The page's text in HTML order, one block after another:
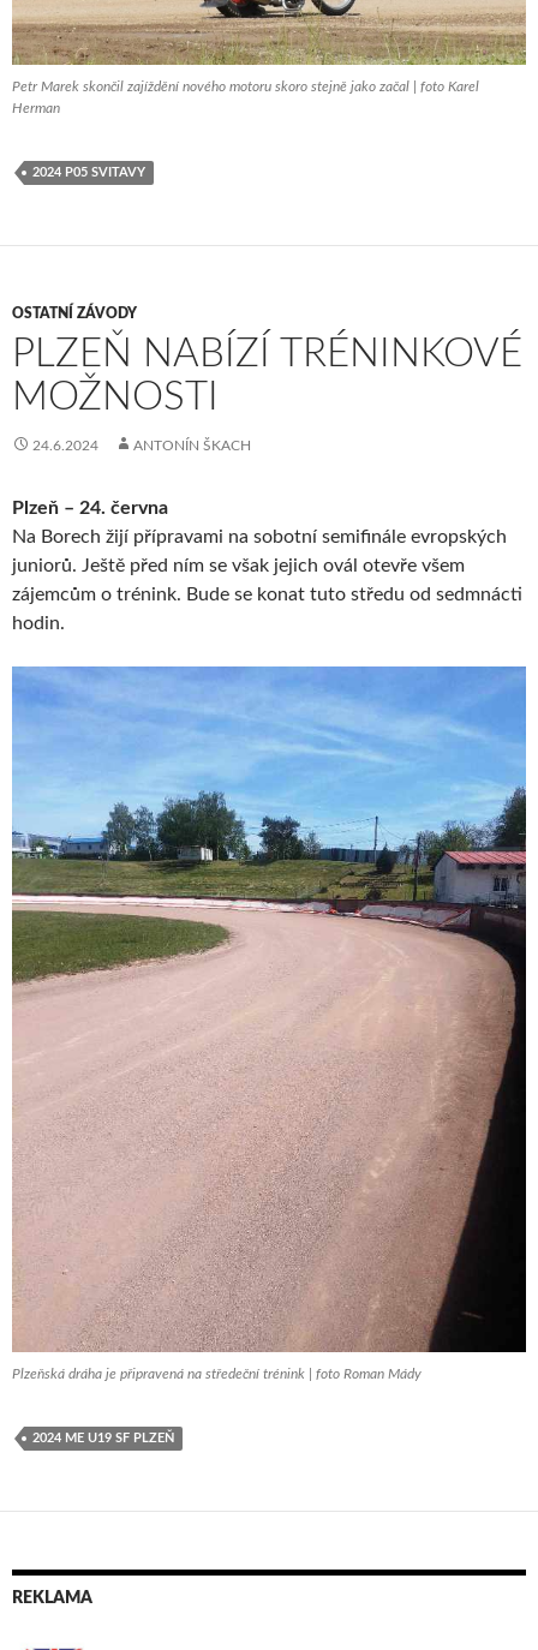
Petr Marek skončil zajíždění nového motoru skoro stejně jako začal | foto Karel
Herman
2024 P05 SVITAVY
OSTATNÍ ZÁVODY
PLZEŇ NABÍZÍ TRÉNINKOVÉ
MOŽNOSTI
24.6.2024 ANTONÍN ŠKACH
Plzeň – 24. června
Na Borech žijí přípravami na sobotní semifinále evropských
juniorů. Ještě před ním se však jejich ovál otevře všem
zájemcům o trénink. Bude se konat tuto středu od sedmnácti
hodin.
Plzeňská dráha je připravená na středeční trénink | foto Roman Mády
2024 ME U19 SF PLZEŇ
REKLAMA